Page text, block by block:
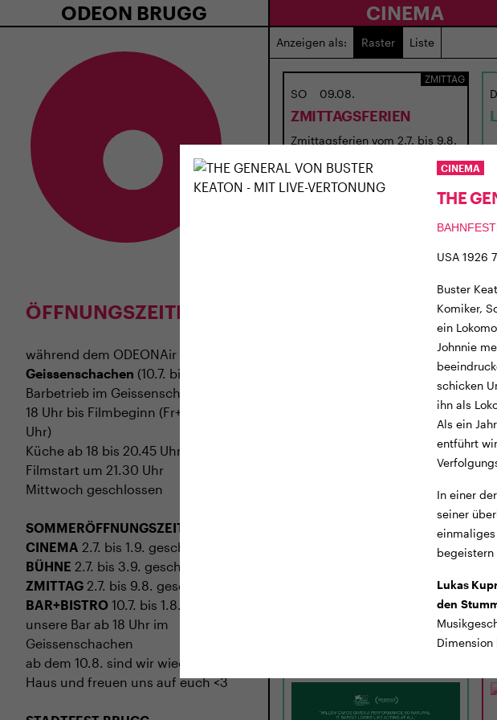
ODEON BRUGG CINEMA
ÖFFNUNGSZEITEN
während dem ODEONAir
Geissenschachen (10.7. bis 1.8.)
Barbetrieb im Geissenschachen ab
18 Uhr bis Filmbeginn (Fr+Sa bis 1
Uhr)
Küche ab 18 bis 20.45 Uhr
Filmstart um 21.30 Uhr
Mittwoch geschlossen
SOMMERÖFFNUNGSZEITEN
CINEMA 2.7. bis 1.9. geschlossen
BÜHNE 2.7. bis 3.9. geschlossen
ZMITTAG 2.7. bis 9.8. geschlossen
BAR+BISTRO 10.7. bis 1.8. findet ihr
unsere Bar ab 18 Uhr im
Geissenschachen
ab dem 10.8. sind wir wieder im
Haus und freuen uns auf euch <3
Anzeigen als: Raster Liste
ZMITTAG
SO 09.08.
ZMITTAGSFERIEN
Zmittagsferien vom 2.7. bis 9.8.
LUNCHKINO
USA 2026 · 97 Min. · E/df · 12 J.
CINEMA
THE
USA 1926
Buster
Komiker,
ein
Johnnie
schicken
ihn als
Als ein
entführt
In einer
seiner
einmaliges
begeistern
Lukas
den
Dimension